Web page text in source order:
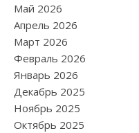
Май 2026
Апрель 2026
Март 2026
Февраль 2026
Январь 2026
Декабрь 2025
Ноябрь 2025
Октябрь 2025